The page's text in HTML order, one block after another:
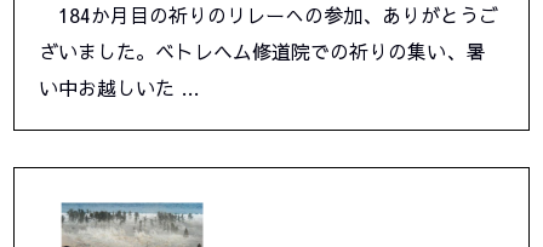
184か月目の祈りのリレーへの参加、ありがとうご
ざいました。ベトレヘム修道院での祈りの集い、暑
い中お越しいた …